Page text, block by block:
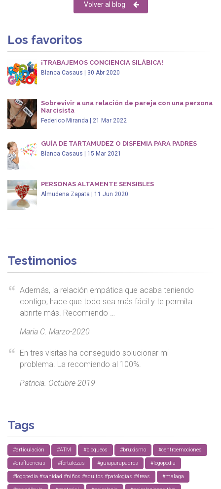
Volver al blog
Los favoritos
¡TRABAJEMOS CONCIENCIA SILÁBICA!
Blanca Casaus | 30 Abr 2020
Sobrevivir a una relación de pareja con una persona
Narcisista
Federico Miranda | 21 Mar 2022
GUÍA DE TARTAMUDEZ O DISFEMIA PARA PADRES
Blanca Casaus | 15 Mar 2021
PERSONAS ALTAMENTE SENSIBLES
Almudena Zapata | 11 Jun 2020
Testimonios
Además, la relación empática que acaba teniendo
contigo, hace que todo sea más fácil y te permita
abrirte más. Recomiendo …
Maria C. Marzo-2020
En tres visitas ha conseguido solucionar mi
problema. La recomiendo al 100%.
Patricia. Octubre-2019
Tags
#articulación #ATM #bloqueos #bruxismo #centroemociones
#disfluencias #fortalezas #guiaparapadres #logopedia
#logopedia #sanidad #niños #adultos #patologías #áreas #malaga